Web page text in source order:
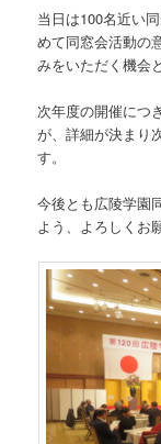
当日は100名近い
めて同窓会活動の
みをいただく機会
次年度の開催につ
が、詳細が決まり
す。
今後とも広陵学園
よう、よろしくお